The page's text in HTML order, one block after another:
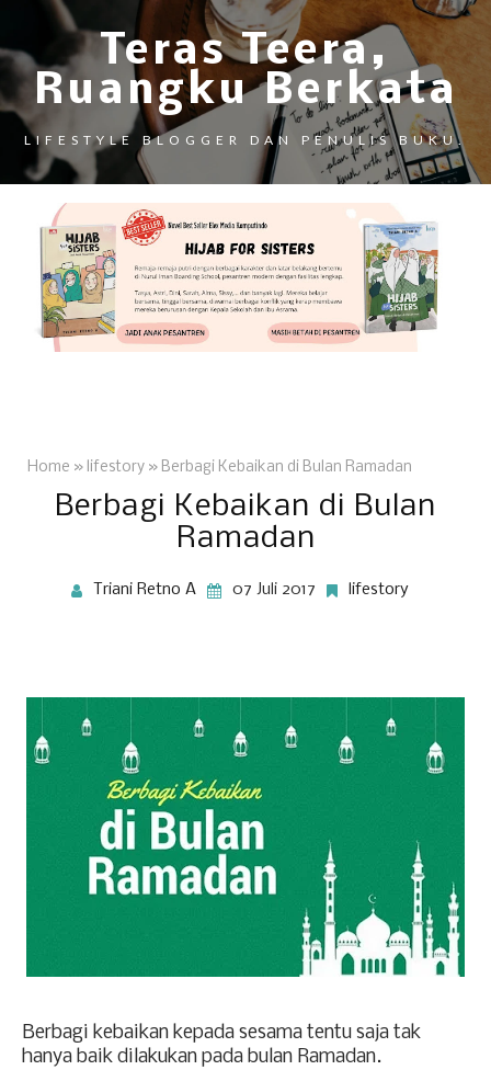
Teras Teera,
Ruangku Berkata
LIFESTYLE BLOGGER DAN PENULIS BUKU.
Home » lifestory » Berbagi Kebaikan di Bulan Ramadan
Berbagi Kebaikan di Bulan
Ramadan
Triani Retno A 07 Juli 2017 lifestory
Berbagi kebaikan kepada sesama tentu saja tak
hanya baik dilakukan pada bulan Ramadan.